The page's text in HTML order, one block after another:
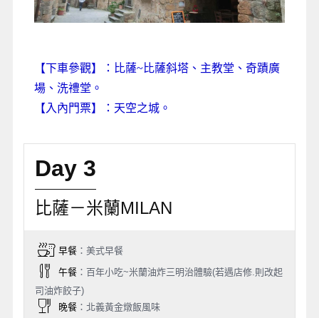
【下車參觀】：比薩~比薩斜塔、主教堂、奇蹟廣
場、洗禮堂。
【入內門票】：天空之城。
Day 3
比薩－米蘭MILAN
早餐：美式早餐
午餐：百年小吃~米蘭油炸三明治體驗(若遇店修.則改起
司油炸餃子)
晚餐：北義黃金燉飯風味